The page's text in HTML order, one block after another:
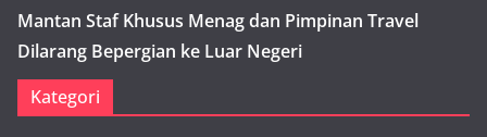
Mantan Staf Khusus Menag dan Pimpinan Travel
Dilarang Bepergian ke Luar Negeri
Kategori